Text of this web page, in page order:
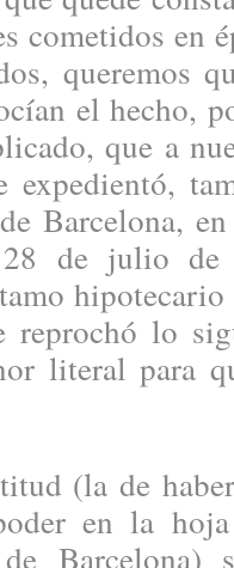
cometidos en
queremos
el hecho,
que a
Barcelona,
de julio
lo
literal para
(la de haber
en la
Barcelona)